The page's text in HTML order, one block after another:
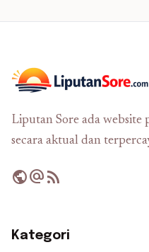
Liputan Sore ada website
secara aktual dan
publicalternate_emailrss_feed
Kategori